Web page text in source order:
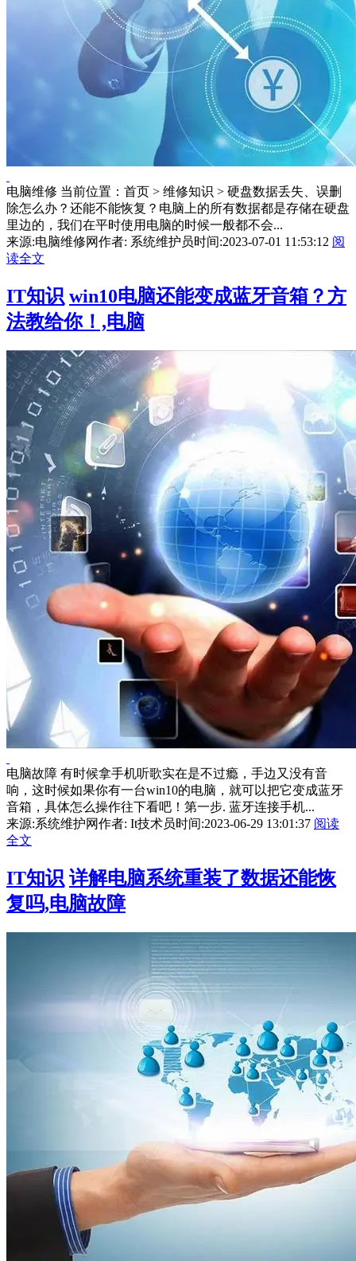
电脑维修 当前位置：首页 > 维修知识 > 硬盘数据丢失、误删
除怎么办？还能不能恢复？电脑上的所有数据都是存储在硬盘
里边的，我们在平时使用电脑的时候一般都不会...
来源:电脑维修网作者: 系统维护员时间:2023-07-01 11:53:12 阅
读全文
IT知识 win10电脑还能变成蓝牙音箱？方
法教给你！,电脑
电脑故障 有时候拿手机听歌实在是不过瘾，手边又没有音
响，这时候如果你有一台win10的电脑，就可以把它变成蓝牙
音箱，具体怎么操作往下看吧！第一步. 蓝牙连接手机...
来源:系统维护网作者: It技术员时间:2023-06-29 13:01:37 阅读
全文
IT知识 详解电脑系统重装了数据还能恢
复吗,电脑故障